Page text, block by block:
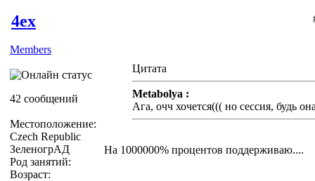
4ex
Members
42 сообщений
Местоположение:
Czech Republic
ЗеленогрАД
Род занятий:
Возраст:
Цитата
Metabolya :
Ага, очч хочется((( но сессия, будь
На 1000000% процентов поддерживаю....